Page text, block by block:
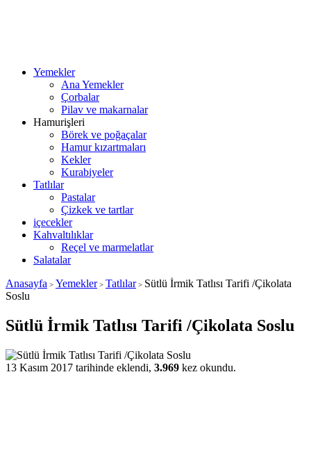
Yemekler
Ana Yemekler
Çorbalar
Pilav ve makarnalar
Hamurişleri
Börek ve poğaçalar
Hamur kızartmaları
Kekler
Kurabiyeler
Tatlılar
Pastalar
Çizkek ve tartlar
içecekler
Kahvaltılıklar
Reçel ve marmelatlar
Salatalar
Anasayfa > Yemekler> Tatlılar> Sütlü İrmik Tatlısı Tarifi /Çikolata
Soslu
Sütlü İrmik Tatlısı Tarifi /Çikolata Soslu
13 Kasım 2017 tarihinde eklendi, 3.969 kez okundu.